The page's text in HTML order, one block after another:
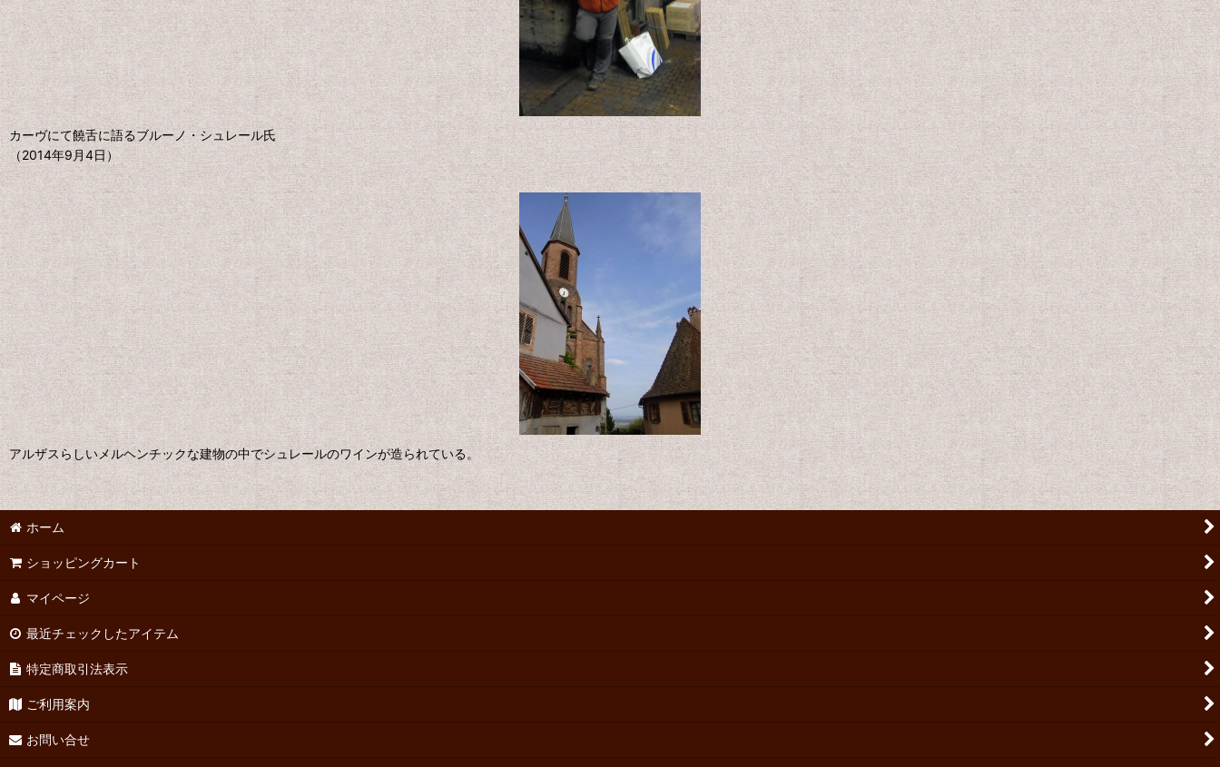
カーヴにて饒舌に語るブルーノ・シュレール氏
（2014年9月4日）
アルザスらしいメルヘンチックな建物の中でシュレールのワインが造られている。
ホーム
ショッピングカート
マイページ
最近チェックしたアイテム
特定商取引法表示
ご利用案内
お問い合せ